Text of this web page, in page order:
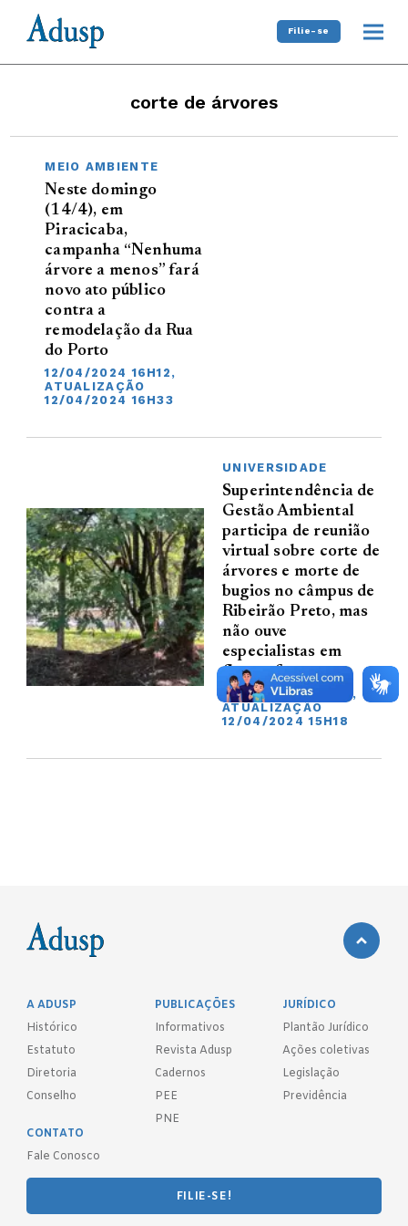
Filie-se
corte de árvores
MEIO AMBIENTE
Neste domingo
(14/4), em
Piracicaba,
campanha “Nenhuma
árvore a menos” fará
novo ato público
contra a
remodelação da Rua
do Porto
12/04/2024 16H12,
ATUALIZAÇÃO
12/04/2024 16H33
UNIVERSIDADE
Superintendência de
Gestão Ambiental
participa de reunião
virtual sobre corte de
árvores e morte de
bugios no câmpus de
Ribeirão Preto, mas
não ouve
especialistas em
flora e fauna
12/04/2024 15H04,
ATUALIZAÇÃO
12/04/2024 15H18
A ADUSP
Histórico
Estatuto
Diretoria
Conselho
PUBLICAÇÕES
Informativos
Revista Adusp
Cadernos
PEE
PNE
JURÍDICO
Plantão Jurídico
Ações coletivas
Legislação
Previdência
CONTATO
Fale Conosco
FILIE-SE!